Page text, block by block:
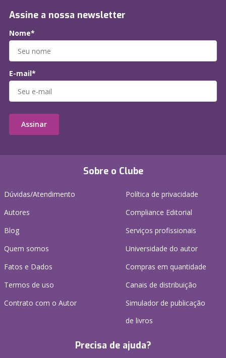
Sobre o Clube
Dúvidas/Atendimento
Autores
Blog
Quem somos
Fatos e Dados
Termos de uso
Contrato com o Autor
Política de privacidade
Compliance Editorial
Serviços profissionais
Universidade do autor
Compras em quantidade
Canais de distribuição
Simulador de publicação
de livros
Precisa de ajuda?
Assine a nossa newsletter
Nome*
E-mail*
Assinar